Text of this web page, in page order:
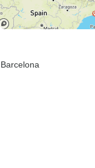
, Barcelona